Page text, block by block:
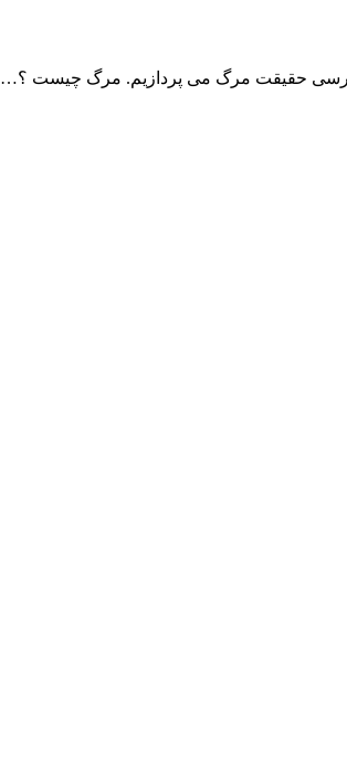
بررسی حقیقت مرگ می پردازیم. مرگ چیست ؟…